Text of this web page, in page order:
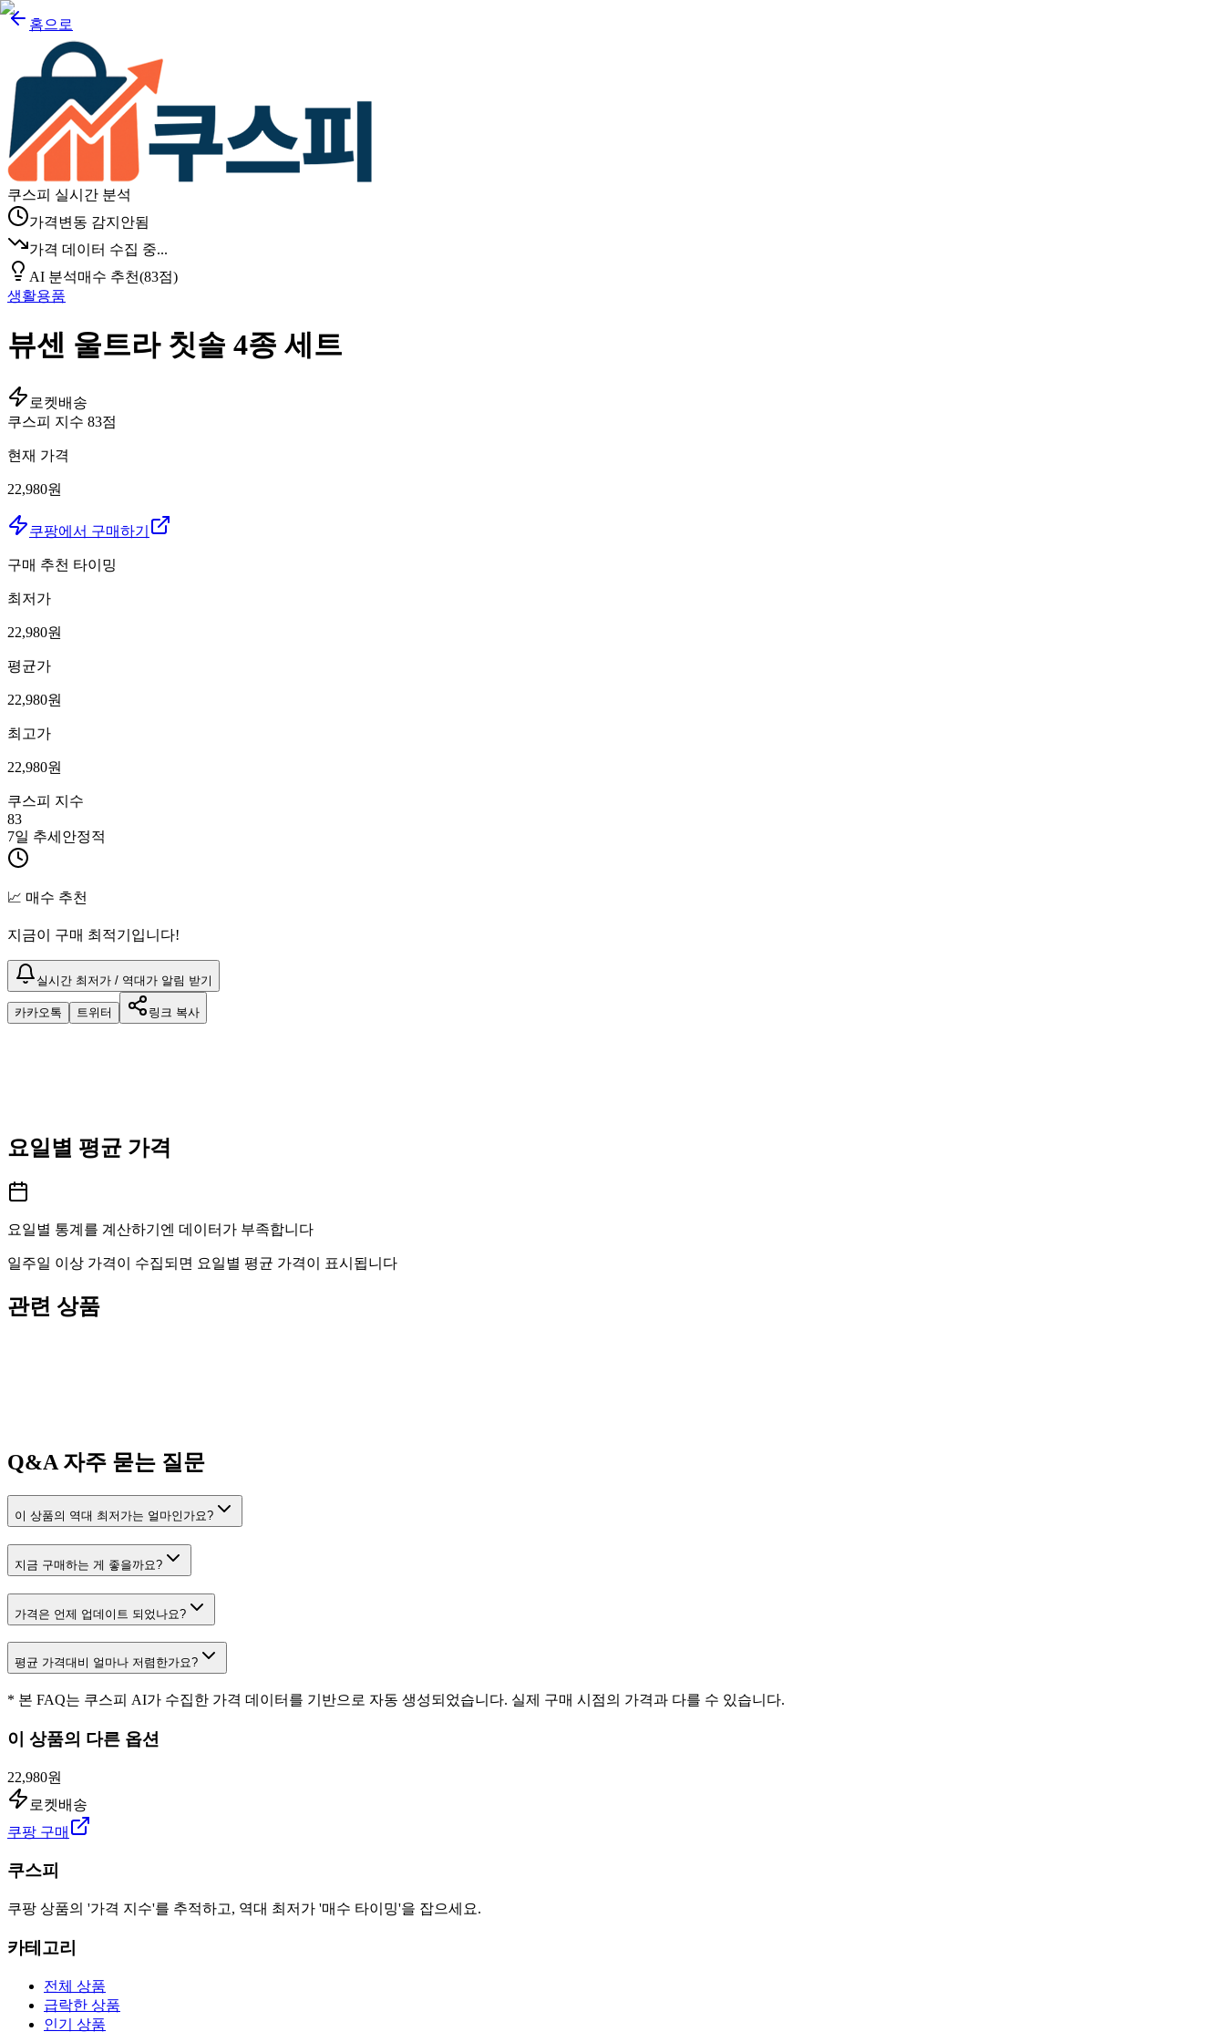
홈으로
쿠스피 실시간 분석
가격변동 감지안됨
가격 데이터 수집 중...
AI 분석매수 추천(83점)
생활용품
뷰센 울트라 칫솔 4종 세트
로켓배송
쿠스피 지수 83점
현재 가격
22,980원
쿠팡에서 구매하기
구매 추천 타이밍
최저가
22,980원
평균가
22,980원
최고가
22,980원
쿠스피 지수
83
7일 추세 안정적
📈 매수 추천
지금이 구매 최적기입니다!
실시간 최저가 / 역대가 알림 받기
카카오톡 트위터 링크 복사
요일별 평균 가격
요일별 통계를 계산하기엔 데이터가 부족합니다
일주일 이상 가격이 수집되면 요일별 평균 가격이 표시됩니다
관련 상품
Q&A자주 묻는 질문
이 상품의 역대 최저가는 얼마인가요?
지금 구매하는 게 좋을까요?
가격은 언제 업데이트 되었나요?
평균 가격대비 얼마나 저렴한가요?
* 본 FAQ는 쿠스피 AI가 수집한 가격 데이터를 기반으로 자동 생성되었습니다. 실제 구매 시점의 가격과 다를 수 있습니다.
이 상품의 다른 옵션
22,980원
로켓배송
쿠팡 구매
쿠스피
쿠팡 상품의 '가격 지수'를 추적하고, 역대 최저가 '매수 타이밍'을 잡으세요.
카테고리
전체 상품
급락한 상품
인기 상품